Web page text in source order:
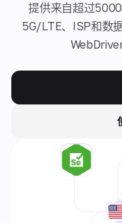
提供来自超过
5G/LTE、ISP和数